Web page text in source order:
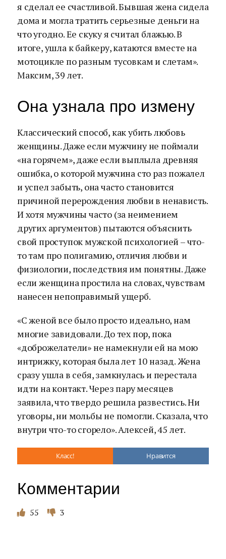
я сделал ее счастливой. Бывшая жена сидела
дома и могла тратить серьезные деньги на
что угодно. Ее скуку я считал блажью. В
итоге, ушла к байкеру, катаются вместе на
мотоцикле по разным тусовкам и слетам».
Максим, 39 лет.
Она узнала про измену
Классический способ, как убить любовь
женщины. Даже если мужчину не поймали
«на горячем», даже если выплыла древняя
ошибка, о которой мужчина сто раз пожалел
и успел забыть, она часто становится
причиной перерождения любви в ненависть.
И хотя мужчины часто (за неимением
других аргументов) пытаются объяснить
свой проступок мужской психологией – что-
то там про полигамию, отличия любви и
физиологии, последствия им понятны. Даже
если женщина простила на словах, чувствам
нанесен непоправимый ущерб.
«С женой все было просто идеально, нам
многие завидовали. До тех пор, пока
«доброжелатели» не намекнули ей на мою
интрижку, которая была лет 10 назад. Жена
сразу ушла в себя, замкнулась и перестала
идти на контакт. Через пару месяцев
заявила, что твердо решила развестись. Ни
уговоры, ни мольбы не помогли. Сказала, что
внутри что-то сгорело». Алексей, 45 лет.
Класс! Нравится
Комментарии
55 3